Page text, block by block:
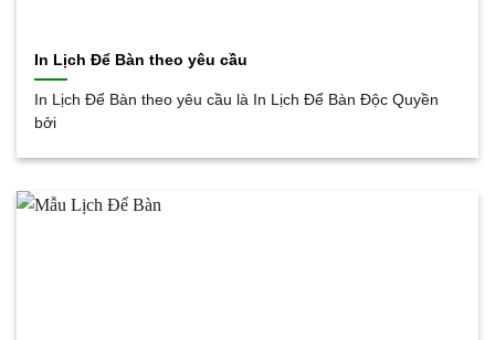
In Lịch Để Bàn theo yêu cầu
In Lịch Để Bàn theo yêu cầu là In Lịch Để Bàn Độc Quyền
bởi